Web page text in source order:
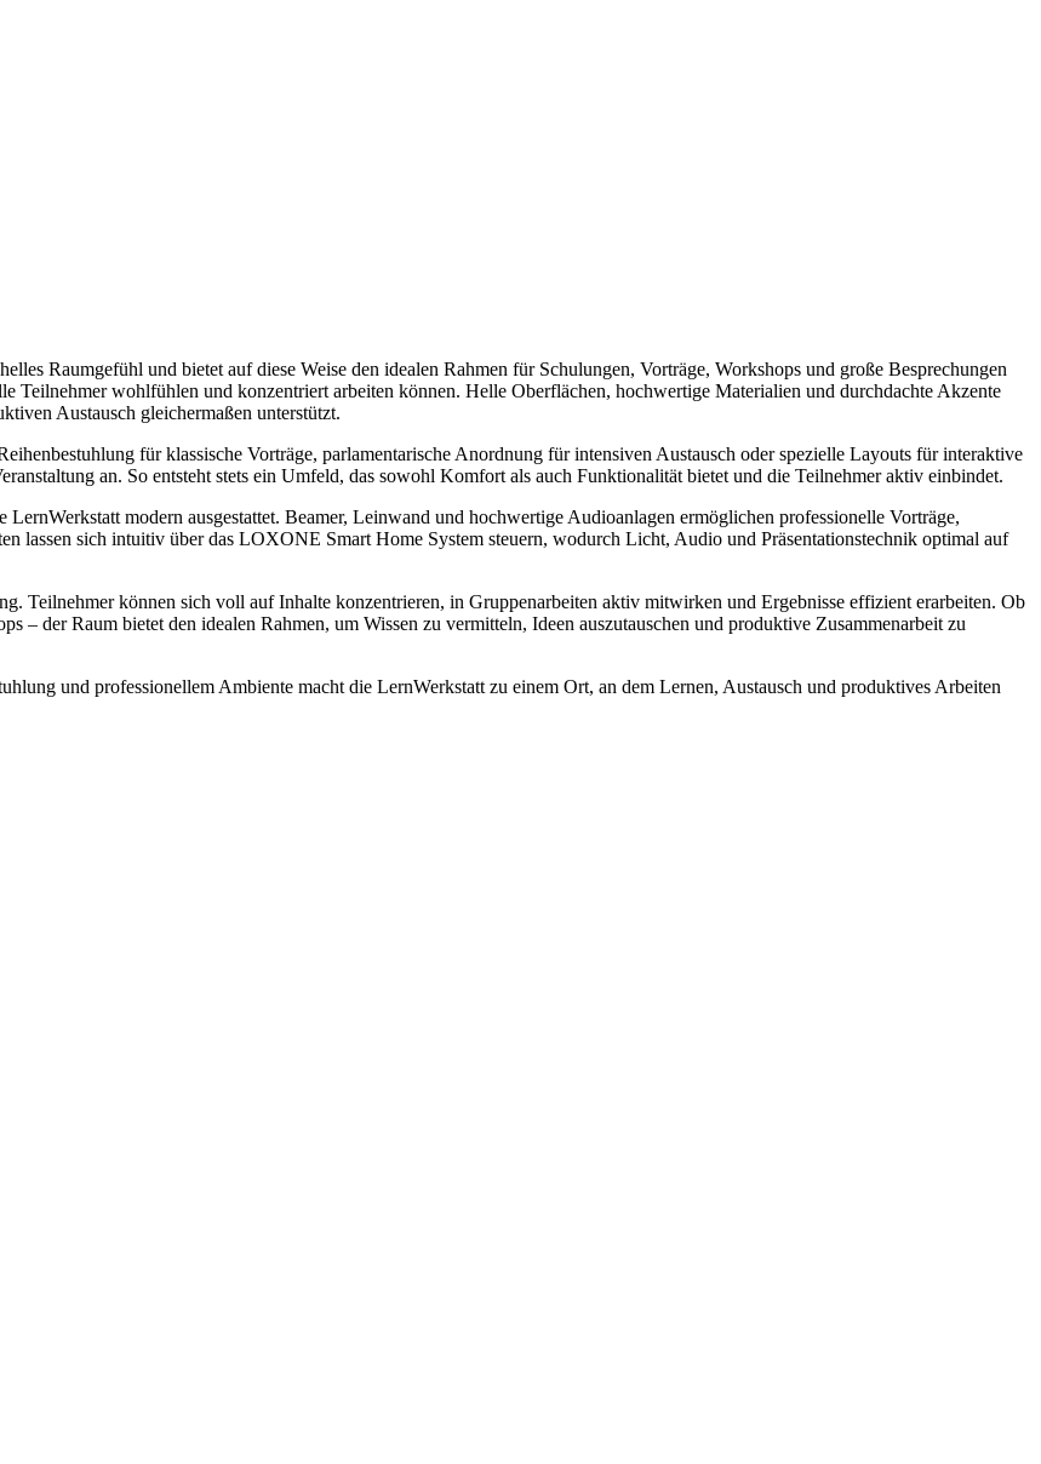
Raumgefühl und bietet auf diese Weise den idealen Rahmen für Schulungen, Vorträge, Workshops und große Besprechungen
Teilnehmer wohlfühlen und konzentriert arbeiten können. Helle Oberflächen, hochwertige Materialien und durchdachte Akzente
Austausch gleichermaßen unterstützt.
für klassische Vorträge, parlamentarische Anordnung für intensiven Austausch oder spezielle Layouts für interaktive
an. So entsteht stets ein Umfeld, das sowohl Komfort als auch Funktionalität bietet und die Teilnehmer aktiv einbindet.
modern ausgestattet. Beamer, Leinwand und hochwertige Audioanlagen ermöglichen professionelle Vorträge,
lassen sich intuitiv über das LOXONE Smart Home System steuern, wodurch Licht, Audio und Präsentationstechnik optimal auf
Teilnehmer können sich voll auf Inhalte konzentrieren, in Gruppenarbeiten aktiv mitwirken und Ergebnisse effizient erarbeiten. Ob
– der Raum bietet den idealen Rahmen, um Wissen zu vermitteln, Ideen auszutauschen und produktive Zusammenarbeit zu
und professionellem Ambiente macht die LernWerkstatt zu einem Ort, an dem Lernen, Austausch und produktives Arbeiten